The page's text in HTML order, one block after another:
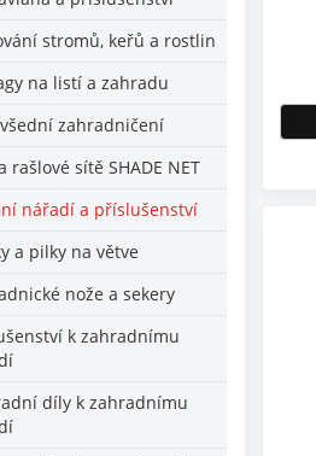
stromů, keřů a rostlin
na listí a zahradu
zahradničení
rašlové sítě SHADE NET
nářadí a příslušenství
a pilky na větve
nože a sekery
k zahradnímu
díly k zahradnímu